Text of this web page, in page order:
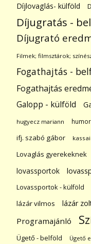
Díjlovaglás- külföld
Díjugratás -
Díjugrató
Filmek; filmsztárok;
Fogathajtás -
Fogathajtás
Galopp - külföld
hugyecz mariann humor
ifj. szabó gábor
Lovaglás gyerekeknek
lovassportok
Lovassportok - külföld
lázár vilmos lázár
Programajánló
Ügető - belföld Ügető